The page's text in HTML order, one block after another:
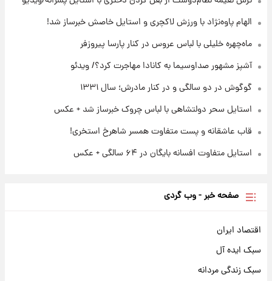
ادعای جنجالی درباره اینفانتینو؛ اتهام پرداخت
الهام پاوه‌نژاد با ورزش لاکچری و استایل خاصش خبرساز شد!
ماه‌چهره خلیلی با لباس عروس در کنار پارسا پیروزفر
آشپز مشهور صداوسیما به کانادا مهاجرت کرد؟/ ویدئو
گوگوش در دو سالگی و در کنار مادرش؛ سال ۱۳۳۱
استایل سحر دولتشاهی با لباس چروک خبرساز شد + عکس
قاب عاشقانه و پست متفاوت همسر شاهرخ استخری!
استایل متفاوت افسانه بایگان در ۶۴ سالگی + عکس
صفحه خبر - وب گردی
اقتصاد ایران
سبک ایده آل
سبک زندگی مردانه